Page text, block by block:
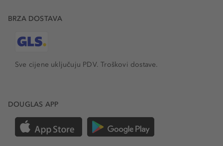
BRZA DOSTAVA
Sve cijene uključuju PDV.Troškovi dostave.
DOUGLAS APP